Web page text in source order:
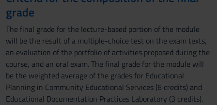
grade
The final grade for the lecture-based portion of the module
will be the result of a multiple-choice test on the exam texts,
an evaluation of the portfolio of activities proposed during the
course, and an oral exam. The final grade for the module will
be the weighted average of the grades for Educational
Planning in Community Educational Services (6 credits) and
Educational Documentation Practices Laboratory (3 credits).